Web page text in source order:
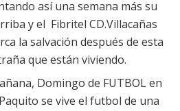
así una semana más su
y el Fibritel CD.Villacañas
la salvación después de esta
que están viviendo.
Domingo de FUTBOL en
se vive el futbol de una